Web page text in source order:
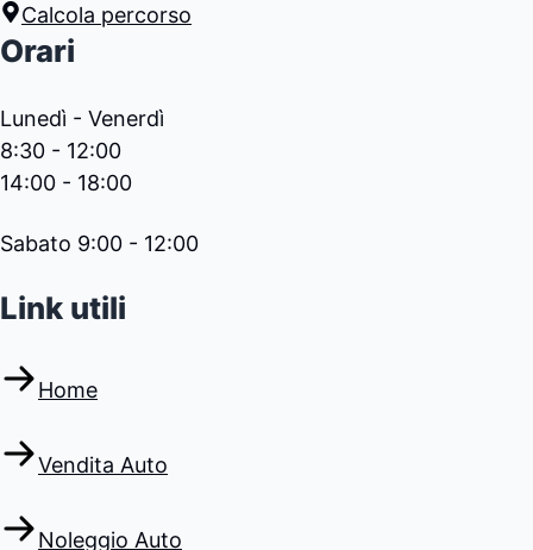
Calcola percorso
Orari
Lunedì - Venerdì
8:30 - 12:00
14:00 - 18:00
Sabato 9:00 - 12:00
Link utili
Home
Vendita Auto
Noleggio Auto